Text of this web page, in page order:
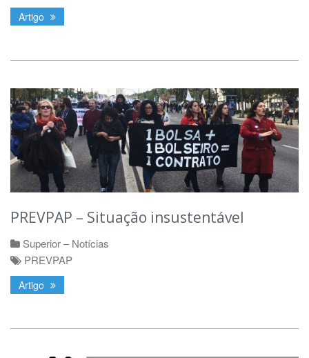
Artigo
PREVPAP – Situação insustentável
Superior – Notícias
PREVPAP
Artigo